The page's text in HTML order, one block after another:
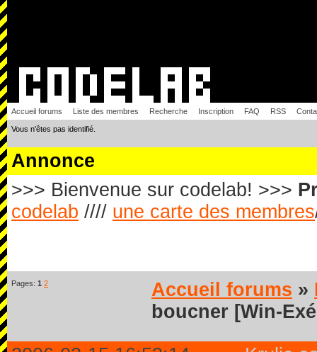
Accueil forums Liste des membres Recherche Inscription FAQ RSS
Vous n'êtes pas identifié.
Annonce
>>> Bienvenue sur codelab! >>>
codelab //// une carte des membres
Pages: 1 2 Accueil forums »
boucner [Win-